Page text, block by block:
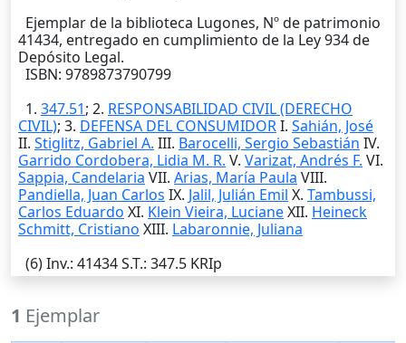
Ejemplar de la biblioteca Lugones, Nº de patrimonio
41434, entregado en cumplimiento de la Ley 934 de
Depósito Legal.
ISBN: 9789873790799
1. 347.51; 2. RESPONSABILIDAD CIVIL (DERECHO
CIVIL); 3. DEFENSA DEL CONSUMIDORI. Sahián, José
II. Stiglitz, Gabriel A. III. Barocelli, Sergio Sebastián IV.
Garrido Cordobera, Lidia M. R. V. Varizat, Andrés F. VI.
Sappia, Candelaria VII. Arias, María Paula VIII.
Pandiella, Juan Carlos IX. Jalil, Julián Emil X. Tambussi,
Carlos Eduardo XI. Klein Vieira, LucianeXII. Heineck
Schmitt, Cristiano XIII. Labaronnie, Juliana
(6)Inv.: 41434S.T.: 347.5 KRIp
1 Ejemplar